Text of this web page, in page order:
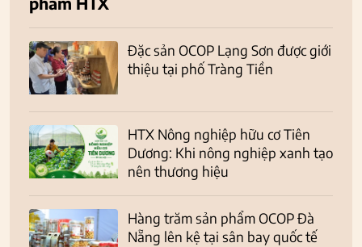
Đặc sản OCOP Lạng Sơn được giới
thiệu tại phố Tràng Tiền
HTX Nông nghiệp hữu cơ Tiên
Dương: Khi nông nghiệp xanh tạo
nên thương hiệu
Hàng trăm sản phẩm OCOP Đà
Nẵng lên kệ tại sân bay quốc tế